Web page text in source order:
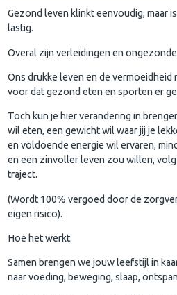
Gezond leven klinkt eenvoudig, maar
lastig.
Overal zijn verleidingen en
Ons drukke leven en de vermoeidheid
voor dat gezond eten en sporten er
Toch kun je hier verandering in
wil eten, een gewicht wil waar jij je
en voldoende energie wil ervaren,
en een zinvoller leven zou willen,
traject.
(Wordt 100% vergoed door de
eigen risico).
Hoe het werkt:
Samen brengen we jouw leefstijl in
naar voeding, beweging, slaap,